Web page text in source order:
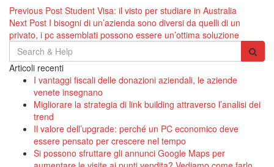
Navigazione
articoli
Previous Post Student Visa: il visto per studiare in Australia
Next Post I bisogni di un’azienda sono diversi da quelli di un
privato, i pc assemblati possono essere un’ottima soluzione
Search
for:
Articoli recenti
I vantaggi fiscali delle donazioni aziendali, le aziende
venete insegnano
Migliorare la strategia di link building attraverso l’analisi dei
trend
Il valore dell’upgrade: perché un PC economico deve
essere pensato per crescere nel tempo
Si possono sfruttare gli annunci Google Maps per